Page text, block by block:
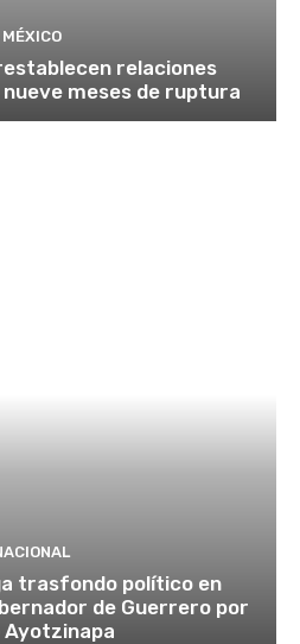
MÉXICO
relaciones
meses de ruptura
trasfondo político en
de Guerrero por
Ayotzinapa